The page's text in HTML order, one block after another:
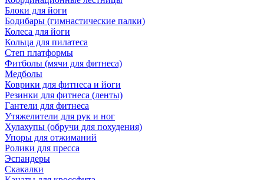
Блоки для йоги
Бодибары (гимнастические палки)
Колеса для йоги
Кольца для пилатеса
Степ платформы
Фитболы (мячи для фитнеса)
Медболы
Коврики для фитнеса и йоги
Резинки для фитнеса (ленты)
Гантели для фитнеса
Утяжелители для рук и ног
Хулахупы (обручи для похудения)
Упоры для отжиманий
Ролики для пресса
Эспандеры
Скакалки